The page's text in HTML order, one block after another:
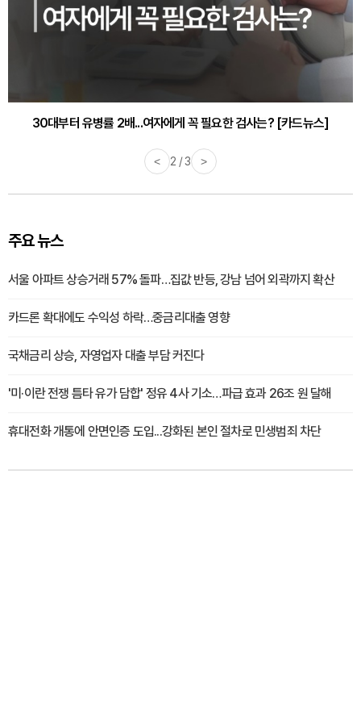
감기·독감 예방하고 면역력 높이는 4가지 영양제 [카드뉴스]
< 3 / 3 >
주요 뉴스
서울 아파트 상승거래 57% 돌파…집값 반등, 강남 넘어 외곽까지 확산
카드론 확대에도 수익성 하락…중금리대출 영향
국채금리 상승, 자영업자 대출 부담 커진다
'미·이란 전쟁 틈타 유가 담합' 정유 4사 기소…파급 효과 26조 원 달해
휴대전화 개통에 안면인증 도입...강화된 본인 절차로 민생범죄 차단